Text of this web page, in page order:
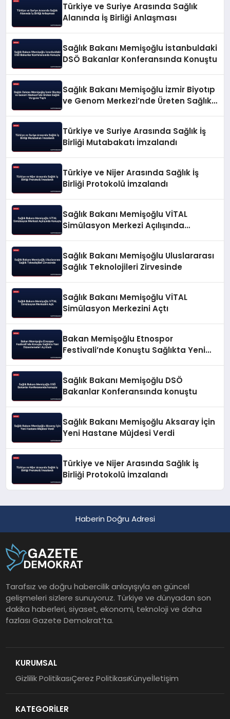
Türkiye ve Suriye Arasında Sağlık
Alanında İş Birliği Anlaşması
Sağlık Bakanı Memişoğlu İstanbuldaki
DSÖ Bakanlar Konferansında Konuştu
Sağlık Bakanı Memişoğlu İzmir Biyotıp
ve Genom Merkezi’nde Üreten Sağlık
Türkiye ve Suriye Arasında Sağlık İş
Birliği Mutabakatı İmzalandı
Türkiye ve Nijer Arasında Sağlık İş
Birliği Protokolü İmzalandı
Sağlık Bakanı Memişoğlu VİTAL
Simülasyon Merkezi Açılışında
Sağlık Bakanı Memişoğlu Uluslararası
Sağlık Teknolojileri Zirvesinde
Sağlık Bakanı Memişoğlu VİTAL
Simülasyon Merkezini Açtı
Bakan Memişoğlu Etnospor
Festivali’nde Konuştu Sağlıkta Yeni
Sağlık Bakanı Memişoğlu DSÖ
Bakanlar Konferansında konuştu
Sağlık Bakanı Memişoğlu Aksaray İçin
Yeni Hastane Müjdesi Verdi
Türkiye ve Nijer Arasında Sağlık İş
Birliği Protokolü İmzalandı
Haberin Doğru Adresi
Tarafsız ve doğru habercilik anlayışıyla en güncel
gelişmeleri sizlere sunuyoruz. Türkiye ve dünyadan son
dakika haberleri, siyaset, ekonomi, teknoloji ve daha
fazlası Gazete Demokrat’ta.
KURUMSAL
Gizlilik PolitikasıÇerez PolitikasıKünyeİletişim
KATEGORİLER